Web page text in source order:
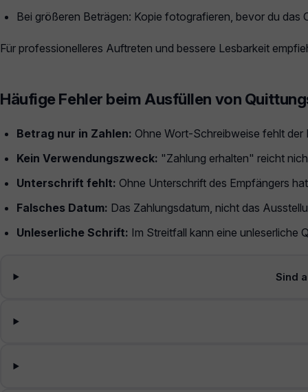
Bei größeren Beträgen: Kopie fotografieren, bevor du das
Für professionelleres Auftreten und bessere Lesbarkeit
Häufige Fehler beim Ausfüllen von
Betrag nur in Zahlen: Ohne Wort-Schreibweise fehlt
Kein Verwendungszweck: "Zahlung erhalten" reicht
Unterschrift fehlt: Ohne Unterschrift des Empfängers
Falsches Datum: Das Zahlungsdatum, nicht das
Unleserliche Schrift: Im Streitfall kann eine unleserliche
Sind